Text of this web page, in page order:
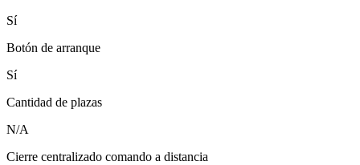
Sí
Botón de arranque
Sí
Cantidad de plazas
N/A
Cierre centralizado comando a distancia